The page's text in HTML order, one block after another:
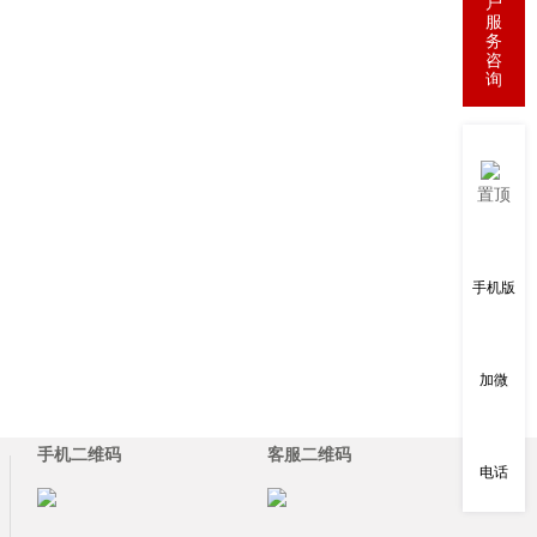
手机二维码 客服二维码
服
务
咨
询
置顶
手机版
加微
电话